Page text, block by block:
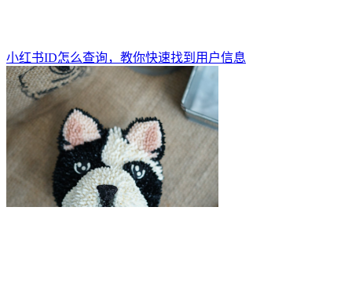
小红书ID怎么查询，教你快速找到用户信息